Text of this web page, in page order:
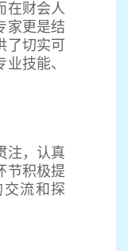
在财会人
家更是结
切实可
技能、
注，认真
节积极提
流和探